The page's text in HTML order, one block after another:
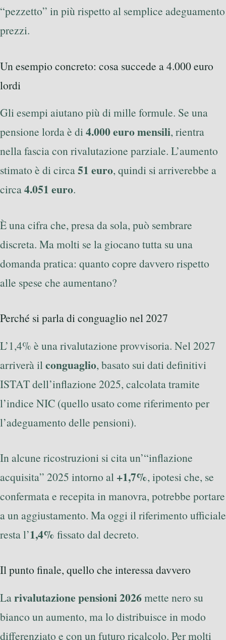
“pezzetto” in più rispetto al semplice adeguamento
prezzi.
Un esempio concreto: cosa succede a 4.000 euro
lordi
Gli esempi aiutano più di mille formule. Se una
pensione lorda è di4.000 euro mensili, rientra
nella fascia con rivalutazione parziale. L’aumento
stimato è di circa51 euro, quindi si arriverebbe a
circa4.051 euro.
È una cifra che, presa da sola, può sembrare
discreta. Ma molti se la giocano tutta su una
domanda pratica: quanto copre davvero rispetto
alle spese che aumentano?
Perché si parla di conguaglio nel 2027
L’1,4% è una rivalutazione provvisoria. Nel 2027
arriverà il conguaglio, basato sui dati definitivi
ISTAT dell’inflazione 2025, calcolata tramite
l’indice NIC (quello usato come riferimento per
l’adeguamento delle pensioni).
In alcune ricostruzioni si cita un’“inflazione
acquisita” 2025 intorno al +1,7%, ipotesi che, se
confermata e recepita in manovra, potrebbe portare
a un aggiustamento. Ma oggi il riferimento ufficiale
resta l’1,4% fissato dal decreto.
Il punto finale, quello che interessa davvero
Larivalutazione pensioni 2026mette nero su
bianco un aumento, ma lo distribuisce in modo
differenziato e con un futuro ricalcolo. Per molti